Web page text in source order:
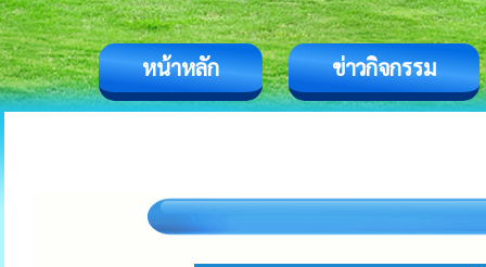
หน้าหลัก ข่าวกิจกรรม